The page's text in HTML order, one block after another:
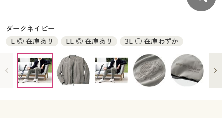
大きいサイズ 事務・制服
カタログ・チラシからのご注文
デジタルカタログ
カタログ無料プレゼント
カタログ無料プレゼント
会員メニュー
ダークネイビー
L ◎ 在庫あり
LL ◎ 在庫あり 3L ○ 在庫わずか